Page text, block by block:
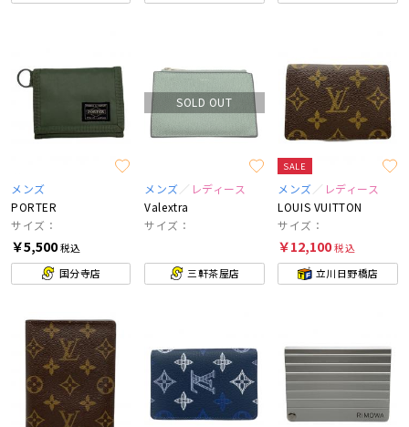
メンズ
PORTER
サイズ：
￥5,500税込
国分寺店
SOLD OUT
メンズ
レディース
Valextra
サイズ：
三軒茶屋店
SALE
メンズ
レディース
LOUIS VUITTON
サイズ：
￥12,100税込
立川日野橋店